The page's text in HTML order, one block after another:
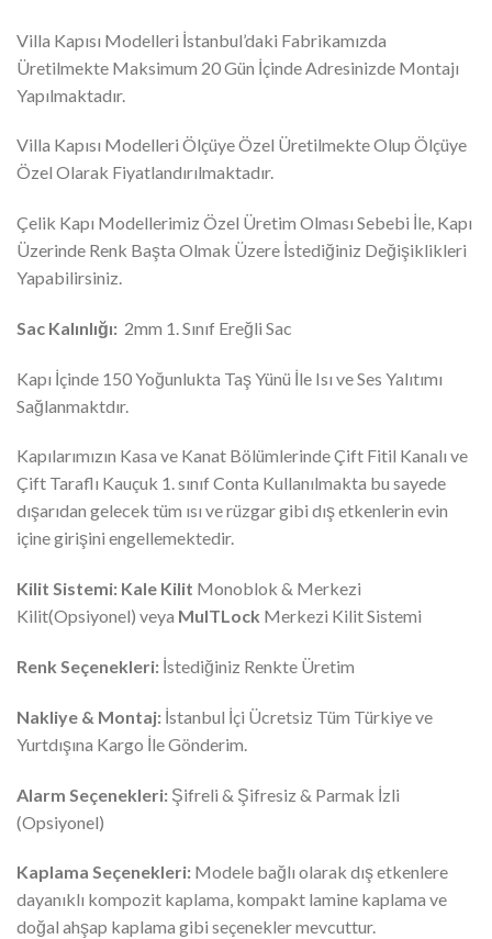
Villa Kapısı Modelleri İstanbul’daki Fabrikamızda
Üretilmekte Maksimum 20 Gün İçinde Adresinizde Montajı
Yapılmaktadır.
Villa Kapısı Modelleri Ölçüye Özel Üretilmekte Olup Ölçüye
Özel Olarak Fiyatlandırılmaktadır.
Çelik Kapı Modellerimiz Özel Üretim Olması Sebebi İle, Kapı
Üzerinde Renk Başta Olmak Üzere İstediğiniz Değişiklikleri
Yapabilirsiniz.
Sac Kalınlığı: 2mm 1. Sınıf Ereğli Sac
Kapı İçinde 150 Yoğunlukta Taş Yünü İle Isı ve Ses Yalıtımı
Sağlanmaktdır.
Kapılarımızın Kasa ve Kanat Bölümlerinde Çift Fitil Kanalı ve
Çift Taraflı Kauçuk 1. sınıf Conta Kullanılmakta bu sayede
dışarıdan gelecek tüm ısı ve rüzgar gibi dış etkenlerin evin
içine girişini engellemektedir.
Kilit Sistemi: Kale Kilit Monoblok & Merkezi
Kilit(Opsiyonel) veya MulTLock Merkezi Kilit Sistemi
Renk Seçenekleri: İstediğiniz Renkte Üretim
Nakliye & Montaj: İstanbul İçi Ücretsiz Tüm Türkiye ve
Yurtdışına Kargo İle Gönderim.
Alarm Seçenekleri: Şifreli & Şifresiz & Parmak İzli
(Opsiyonel)
Kaplama Seçenekleri: Modele bağlı olarak dış etkenlere
dayanıklı kompozit kaplama, kompakt lamine kaplama ve
doğal ahşap kaplama gibi seçenekler mevcuttur.